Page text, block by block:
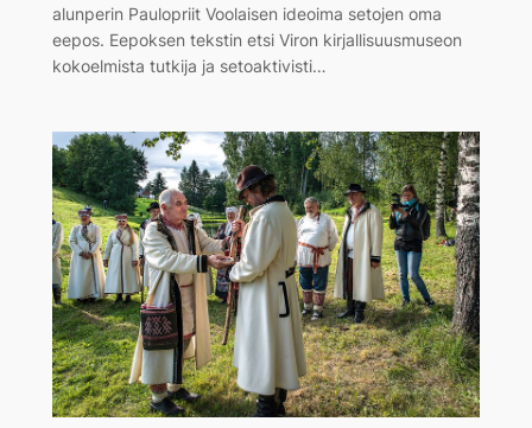
alunperin Paulopriit Voolaisen ideoima setojen oma
eepos. Eepoksen tekstin etsi Viron kirjallisuusmuseon
kokoelmista tutkija ja setoaktivisti…